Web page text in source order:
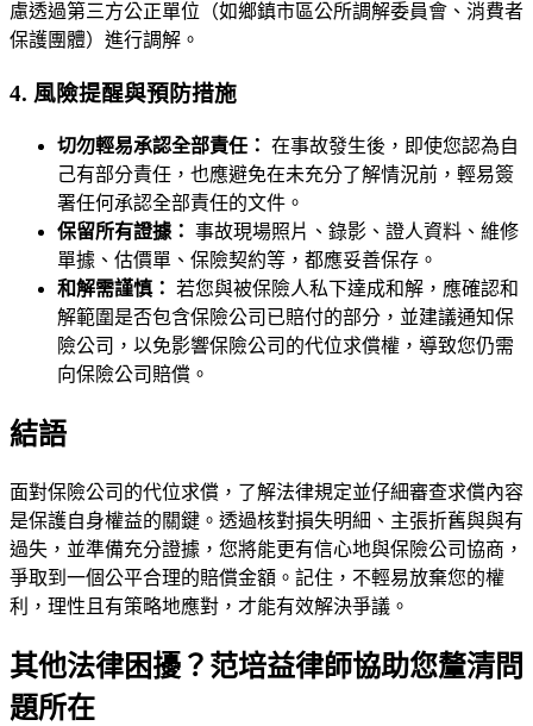
慮透過第三方公正單位（如鄉鎮市區公所調解委員會、消費者
保護團體）進行調解。
4. 風險提醒與預防措施
切勿輕易承認全部責任： 在事故發生後，即使您認為自
己有部分責任，也應避免在未充分了解情況前，輕易簽
署任何承認全部責任的文件。
保留所有證據： 事故現場照片、錄影、證人資料、維修
單據、估價單、保險契約等，都應妥善保存。
和解需謹慎： 若您與被保險人私下達成和解，應確認和
解範圍是否包含保險公司已賠付的部分，並建議通知保
險公司，以免影響保險公司的代位求償權，導致您仍需
向保險公司賠償。
結語
面對保險公司的代位求償，了解法律規定並仔細審查求償內容
是保護自身權益的關鍵。透過核對損失明細、主張折舊與與有
過失，並準備充分證據，您將能更有信心地與保險公司協商，
爭取到一個公平合理的賠償金額。記住，不輕易放棄您的權
利，理性且有策略地應對，才能有效解決爭議。
其他法律困擾？范培益律師協助您釐清問
題所在